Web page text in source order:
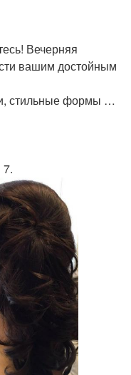
Вечерняя
вашим достойным
стильные формы …
7.